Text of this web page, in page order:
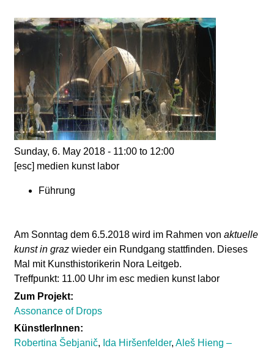
m
e
d
e
n
u
n
s
Sunday, 6. May 2018 - 11:00 to 12:00
[esc] medien kunst labor
Führung
Am Sonntag dem 6.5.2018 wird im Rahmen vonaktuelle
kunst in grazwieder ein Rundgang stattfinden. Dieses
Mal mit Kunsthistorikerin Nora Leitgeb.
Treffpunkt: 11.00 Uhr im esc medien kunst labor
Zum Projekt:
Assonance of Drops
KünstlerInnen:
Robertina Šebjanič, Ida Hiršenfelder,Aleš Hieng –